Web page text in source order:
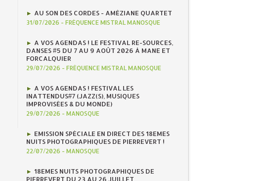
AU SON DES CORDES - AMÉZIANE QUARTET
31/07/2026 - FRÉQUENCE MISTRAL MANOSQUE
A VOS AGENDAS ! LE FESTIVAL RE-SOURCES,
DANSES #5 DU 7 AU 9 AOÛT 2026 À MANE ET
FORCALQUIER
29/07/2026 - FRÉQUENCE MISTRAL MANOSQUE
A VOS AGENDAS ! FESTIVAL LES
INATTENDUS#7 (JAZZ(S), MUSIQUES
IMPROVISÉES & DU MONDE)
29/07/2026 - MANOSQUE
EMISSION SPÉCIALE EN DIRECT DES 18EMES
NUITS PHOTOGRAPHIQUES DE PIERREVERT !
22/07/2026 - MANOSQUE
18EMES NUITS PHOTOGRAPHIQUES DE
PIERREVERT DU 23 AU 26 JUILLET